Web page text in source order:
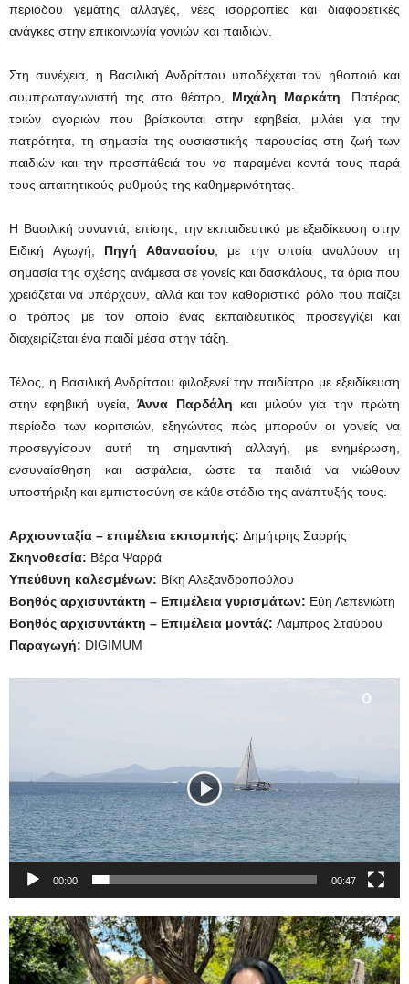
περιόδου γεμάτης αλλαγές, νέες ισορροπίες και διαφορετικές
ανάγκες στην επικοινωνία γονιών και παιδιών.
Στη συνέχεια, η Βασιλική Ανδρίτσου υποδέχεται τον ηθοποιό και
συμπρωταγωνιστή της στο θέατρο, Μιχάλη Μαρκάτη . Πατέρας
τριών αγοριών που βρίσκονται στην εφηβεία, μιλάει για την
πατρότητα, τη σημασία της ουσιαστικής παρουσίας στη ζωή των
παιδιών και την προσπάθειά του να παραμένει κοντά τους παρά
τους απαιτητικούς ρυθμούς της καθημερινότητας.
Η Βασιλική συναντά, επίσης, την εκπαιδευτικό με εξειδίκευση στην
Ειδική Αγωγή, Πηγή Αθανασίου, με την οποία αναλύουν τη
σημασία της σχέσης ανάμεσα σε γονείς και δασκάλους, τα όρια που
χρειάζεται να υπάρχουν, αλλά και τον καθοριστικό ρόλο που παίζει
ο τρόπος με τον οποίο ένας εκπαιδευτικός προσεγγίζει και
διαχειρίζεται ένα παιδί μέσα στην τάξη.
Τέλος, η Βασιλική Ανδρίτσου φιλοξενεί την παιδίατρο με εξειδίκευση
στην εφηβική υγεία,Άννα Παρδάλη και μιλούν για την πρώτη
περίοδο των κοριτσιών, εξηγώντας πώς μπορούν οι γονείς να
προσεγγίσουν αυτή τη σημαντική αλλαγή, με ενημέρωση,
ενσυναίσθηση και ασφάλεια, ώστε τα παιδιά να νιώθουν
υποστήριξη και εμπιστοσύνη σε κάθε στάδιο της ανάπτυξής τους.
Αρχισυνταξία – επιμέλεια εκπομπής: Δημήτρης Σαρρής
Σκηνοθεσία: Βέρα Ψαρρά
Υπεύθυνη καλεσμένων: Βίκη Αλεξανδροπούλου
Βοηθός αρχισυντάκτη – Επιμέλεια γυρισμάτων: Εύη Λεπενιώτη
Βοηθός αρχισυντάκτη – Επιμέλεια μοντάζ: Λάμπρος Σταύρου
Παραγωγή: DIGIMUM
00:00 00:47